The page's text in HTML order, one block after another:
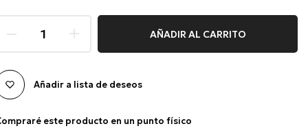
AÑADIR AL CARRITO
Añadir a lista de deseos
este producto en un punto físico